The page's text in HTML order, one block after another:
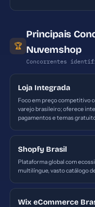
🏆
Principais
Nuvemshop
Concorrentes
Loja Integrada
Foco em preço competitivo
varejo brasileiro; oferece
pagamentos e temas
Shopfy Brasil
Plataforma global com
multilíngue, vasto catálogo
Wix eCommerce